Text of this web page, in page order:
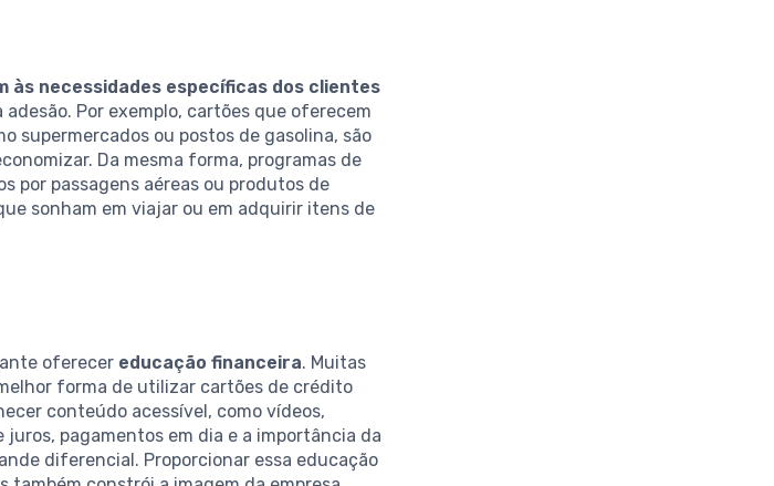
às necessidades específicas dos clientes
Por exemplo, cartões que oferecem
supermercados ou postos de gasolina, são
Da mesma forma, programas de
por passagens aéreas ou produtos de
sonham em viajar ou em adquirir itens de
oferecer educação financeira. Muitas
forma de utilizar cartões de crédito
conteúdo acessível, como vídeos,
pagamentos em dia e a importância da
diferencial. Proporcionar essa educação